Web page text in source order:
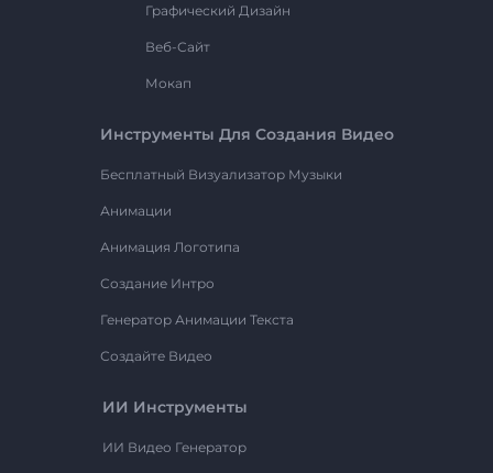
Графический Дизайн
Веб-Сайт
Мокап
Инструменты Для Создания Видео
Бесплатный Визуализатор Музыки
Анимации
Анимация Логотипа
Создание Интро
Генератор Анимации Текста
Создайте Видео
ИИ Инструменты
ИИ Видео Генератор